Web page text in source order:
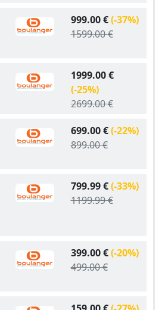
999.00 €(-37%)
1599.00 €
1999.00 €
(-25%)
2699.00 €
699.00 €(-22%)
899.00 €
799.99 €(-33%)
1199.99 €
399.00 €(-20%)
499.00 €